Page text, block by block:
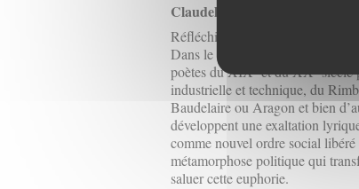
Claudel, médiologue de la
Réfléchir philosophiquement
Dans le cadre de ce travail, Paul
poètes du XIX et du XX siècle
industrielle et technique, du
Baudelaire ou Aragon et bien
développent une exaltation
comme nouvel ordre social libéré
métamorphose politique qui
saluer cette euphorie.